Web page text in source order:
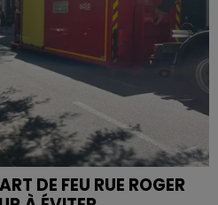
DE FEU RUE ROGER